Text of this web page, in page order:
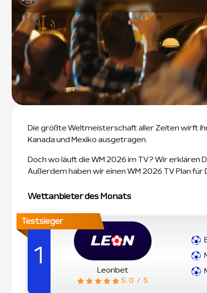
Die größte Weltmeisterschaft aller Zeiten wirft
Kanada und Mexiko ausgetragen.
Doch wo läuft die WM 2026 im TV? Wir erklären
Außerdem haben wir einen WM 2026 TV Plan für
Wettanbieter des Monats
Testsieger
1
Leonbet
5.0 / 5